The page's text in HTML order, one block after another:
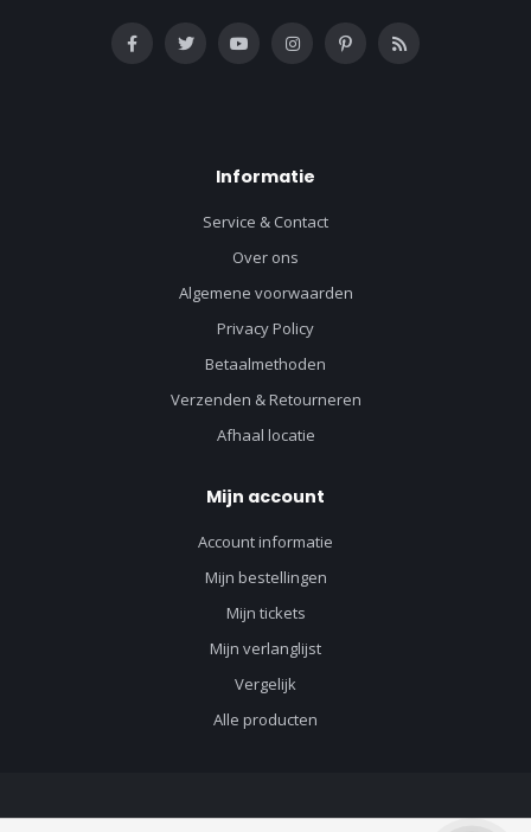
Informatie
Service & Contact
Over ons
Algemene voorwaarden
Privacy Policy
Betaalmethoden
Verzenden & Retourneren
Afhaal locatie
Mijn account
Account informatie
Mijn bestellingen
Mijn tickets
Mijn verlanglijst
Vergelijk
Alle producten